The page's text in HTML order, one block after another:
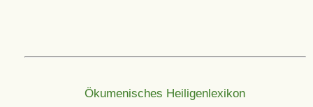
Ökumenisches Heiligenlexikon